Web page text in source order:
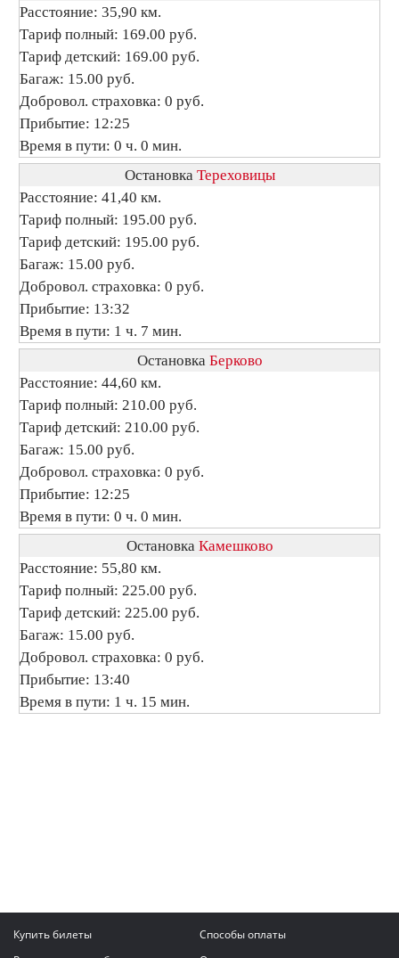
Расстояние: 35,90 км.
Тариф полный: 169.00 руб.
Тариф детский: 169.00 руб.
Багаж: 15.00 руб.
Добровол. страховка: 0 руб.
Прибытие: 12:25
Время в пути: 0 ч. 0 мин.
Остановка Тереховицы
Расстояние: 41,40 км.
Тариф полный: 195.00 руб.
Тариф детский: 195.00 руб.
Багаж: 15.00 руб.
Добровол. страховка: 0 руб.
Прибытие: 13:32
Время в пути: 1 ч. 7 мин.
Остановка Берково
Расстояние: 44,60 км.
Тариф полный: 210.00 руб.
Тариф детский: 210.00 руб.
Багаж: 15.00 руб.
Добровол. страховка: 0 руб.
Прибытие: 12:25
Время в пути: 0 ч. 0 мин.
Остановка Камешково
Расстояние: 55,80 км.
Тариф полный: 225.00 руб.
Тариф детский: 225.00 руб.
Багаж: 15.00 руб.
Добровол. страховка: 0 руб.
Прибытие: 13:40
Время в пути: 1 ч. 15 мин.
Купить билеты
Способы оплаты